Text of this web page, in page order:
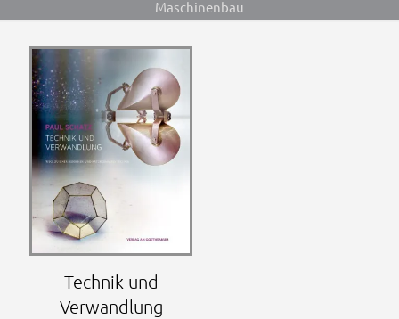
Maschinenbau
Technik und
Verwandlung